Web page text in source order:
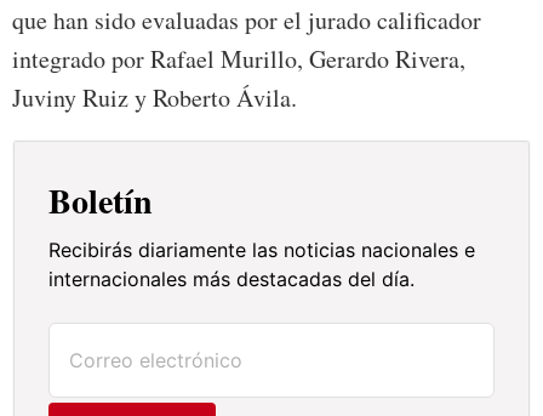
que han sido evaluadas por el jurado calificador
integrado por Rafael Murillo, Gerardo Rivera,
Juviny Ruiz y Roberto Ávila.
Boletín
Recibirás diariamente las noticias nacionales e
internacionales más destacadas del día.